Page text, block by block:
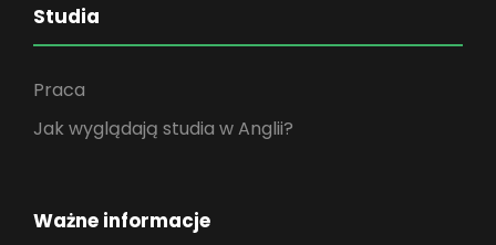
Studia
Praca
Jak wyglądają studia w Anglii?
Ważne informacje